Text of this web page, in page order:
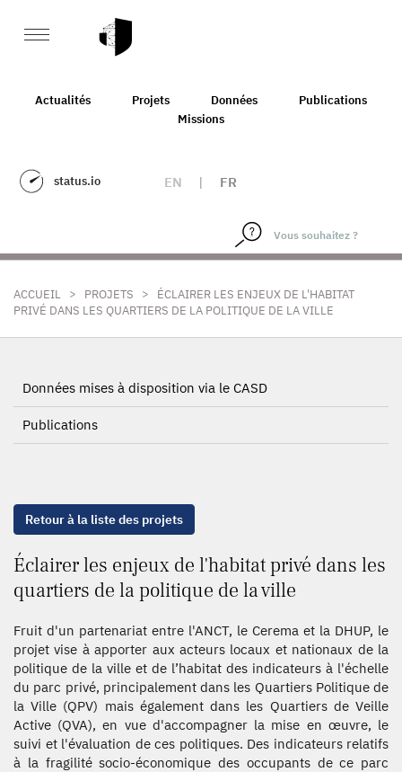
Actualités Projets Données
Publications
Missions
status.io EN | FR
ACCUEIL > PROJETS >
ÉCLAIRER LES ENJEUX DE L'HABITAT
PRIVÉ DANS LES QUARTIERS DE LA POLITIQUE DE LA VILLE
Données mises à disposition via le CASD
Publications
Retour à la liste des projets
Éclairer les enjeux de l'habitat privé dans les
quartiers de la politique de la ville
Fruit d'un partenariat entre l'ANCT, le Cerema et la DHUP, le
projet vise à apporter aux acteurs locaux et nationaux de la
politique de la ville et de l’habitat des indicateurs à l'échelle
du parc privé, principalement dans les Quartiers Politique de
la Ville (QPV) mais également dans les Quartiers de Veille
Active (QVA), en vue d'accompagner la mise en œuvre, le
suivi et l'évaluation de ces politiques. Des indicateurs relatifs
à la fragilité socio-économique des occupants de ce parc